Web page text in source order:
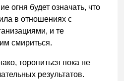
огня будет означать, что
в отношениях с
и те
смириться.
торопиться пока не
результатов.